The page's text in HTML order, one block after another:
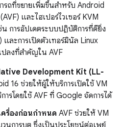
รถที่ขยายเพิ่มขึ้นสำหรับ Android
และไฮเปอร์ไวเซอร์ KVM
การอัปเดตระบบปฏิบัติการที่ดียิ่ง
ละการเปิดตัวเทอร์มินัล Linux
ปลงที่สำคัญใน AVF
Development Kit (LL-
16 ช่วยให้ผู้ให้บริการเปิดใช้ VM
ารโดยใช้ AVF ที่ Google จัดการได้
ครื่องก่อนกำหนด AVF ช่วยให้ VM
วนการบูต ซึ่งเป็นประโยชน์ต่อเพย์